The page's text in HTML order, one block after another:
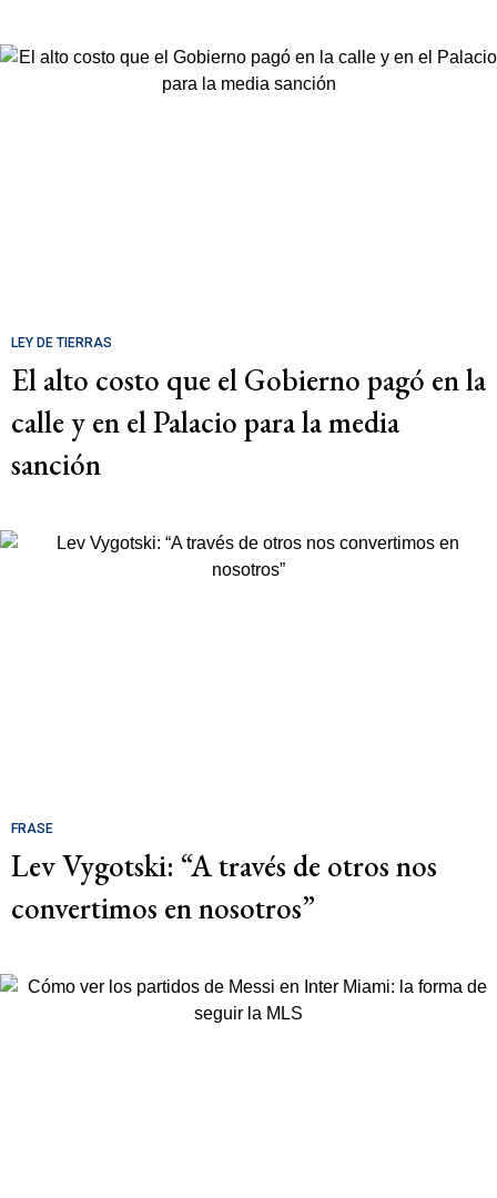
LEY DE TIERRAS
El alto costo que el Gobierno pagó en la
calle y en el Palacio para la media
sanción
FRASE
Lev Vygotski: “A través de otros nos
convertimos en nosotros”